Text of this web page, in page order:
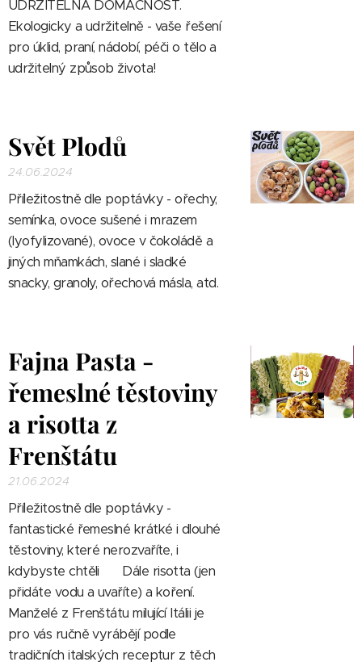
UDRŽITELNÁ DOMÁCNOST.
Ekologicky a udržitelně - vaše řešení
pro úklid, praní, nádobí, péči o tělo a
udržitelný způsob života!
Svět Plodů
24.06.2024
Příležitostně dle poptávky - ořechy,
semínka, ovoce sušené i mrazem
(lyofylizované), ovoce v čokoládě a
jiných mňamkách, slané i sladké
snacky, granoly, ořechová másla, atd.
Fajna Pasta -
řemeslné těstoviny
a risotta z
Frenštátu
21.06.2024
Příležitostně dle poptávky -
fantastické řemeslné krátké i dlouhé
těstoviny, které nerozvaříte, i
kdybyste chtěli 🤩 Dále risotta (jen
přidáte vodu a uvaříte) a koření.
Manželé z Frenštátu milující Itálii je
pro vás ručně vyrábějí podle
tradičních italských receptur z těch